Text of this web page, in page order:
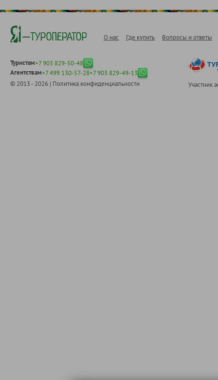
О нас Где купить Вопросы и ответы
Туристам+7 903 829-50-48
Агентствам+7 499 130-57-28+7 903 829-49-13
© 2013 - 2026 | Политика конфиденциальности Участник